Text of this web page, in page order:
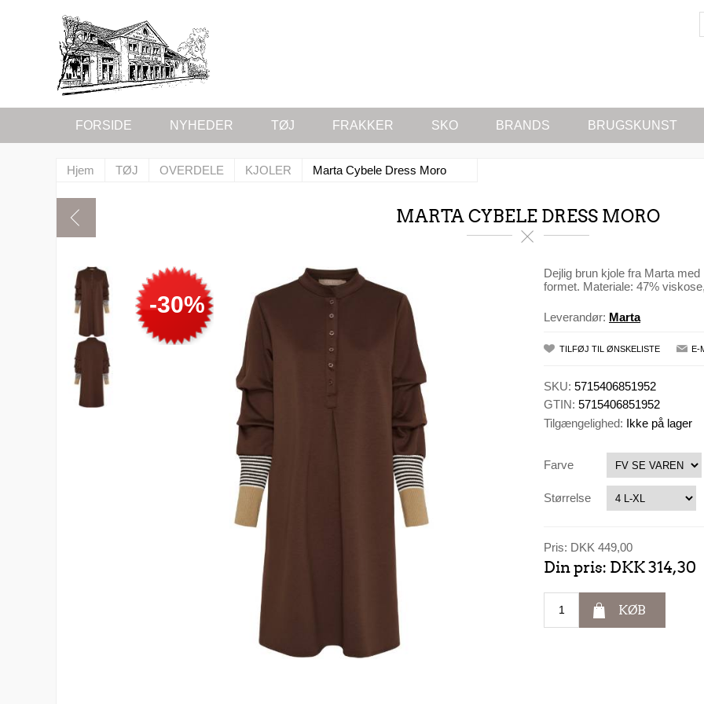
FORSIDE NYHEDER TØJ FRAKKER SKO BRANDS BRUGSKUNST
Hjem TØJ OVERDELE KJOLER Marta Cybele Dress Moro
MARTA CYBELE DRESS MORO
-30%
Dejlig brun kjole fra Marta
formet. Materiale: 47%
Leverandør: Marta
TILFØJ TIL ØNSKELISTE E-
SKU: 5715406851952
GTIN: 5715406851952
Tilgængelighed: Ikke på lager
Farve
Størrelse
Pris: DKK 449,00
Din pris: DKK 314,30
KØB